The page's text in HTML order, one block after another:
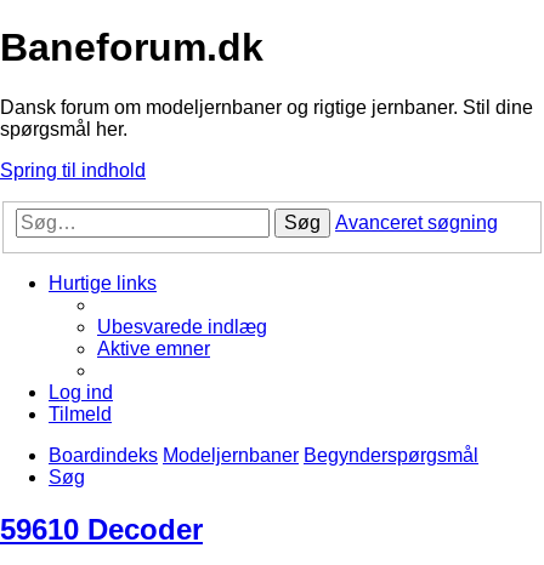
Baneforum.dk
Dansk forum om modeljernbaner og rigtige jernbaner. Stil dine
spørgsmål her.
Spring til indhold
Søg Avanceret søgning
Hurtige links
Ubesvarede indlæg
Aktive emner
Log ind
Tilmeld
Boardindeks Modeljernbaner Begynderspørgsmål
Søg
59610 Decoder